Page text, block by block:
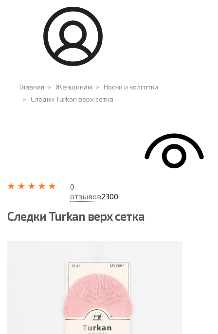
Главная > Женщинам > Носки и колготки
> Следки Turkan верх сетка
0
отзывов2300
Следки Turkan верх сетка